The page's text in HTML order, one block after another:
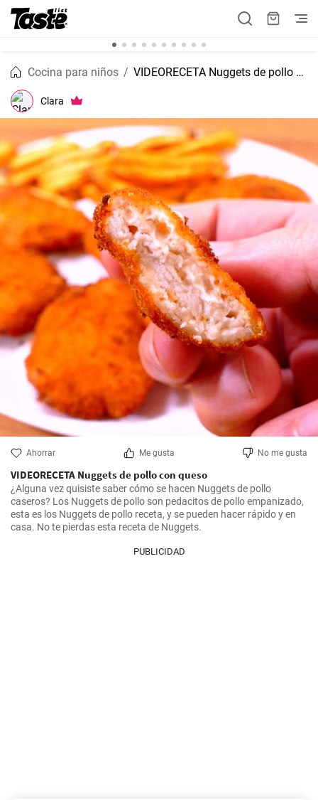
Cocina para niños VIDEORECETA Nuggets de pollo con queso
Clara
Ahorrar Me gusta No me gusta
VIDEORECETA Nuggets de pollo con queso
¿Alguna vez quisiste saber cómo se hacen Nuggets de pollo
caseros? Los Nuggets de pollo son pedacitos de pollo empanizado,
esta es los Nuggets de pollo receta, y se pueden hacer rápido y en
casa. No te pierdas esta receta de Nuggets.
PUBLICIDAD